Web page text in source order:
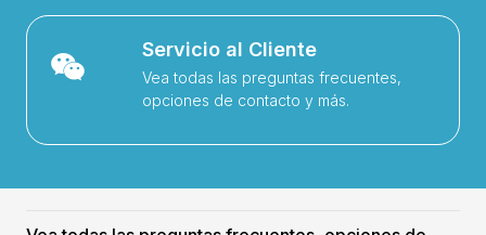
Servicio al Cliente
Vea todas las preguntas frecuentes,
opciones de contacto y más.